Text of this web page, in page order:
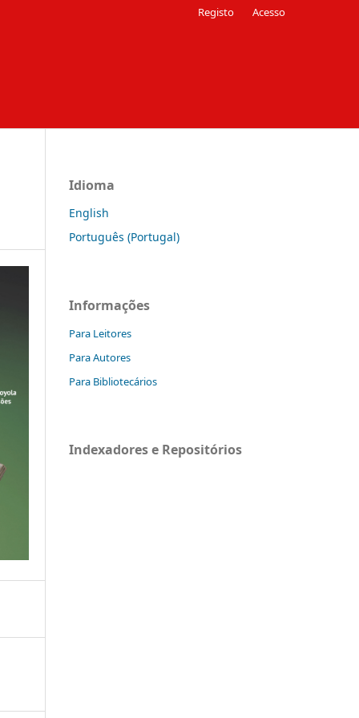
Registo Acesso
Idioma
English
Português (Portugal)
Informações
Para Leitores
Para Autores
Para Bibliotecários
Indexadores e Repositórios